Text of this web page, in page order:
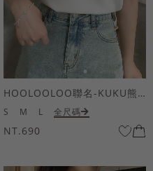
HOOLOOLOO聯名-KUKU熊蝴蝶結短袖上衣
S M L 全尺碼
NT.690